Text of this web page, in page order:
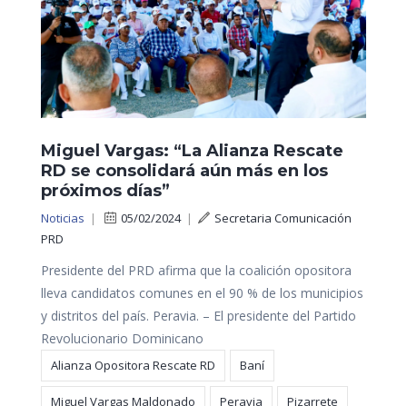
Miguel Vargas: “La Alianza Rescate
RD se consolidará aún más en los
próximos días”
Noticias | 05/02/2024|
Secretaria Comunicación
PRD
Presidente del PRD afirma que la coalición opositora
lleva candidatos comunes en el 90 % de los municipios
y distritos del país. Peravia. – El presidente del Partido
Revolucionario Dominicano
Alianza Opositora Rescate RD Baní
Miguel Vargas Maldonado Peravia Pizarrete